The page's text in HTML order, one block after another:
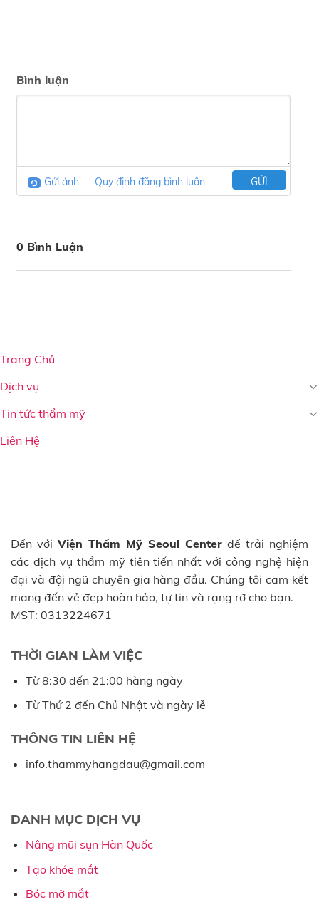
Bình luận
Gửi ảnh Quy định đăng bình luận GỬI
0 Bình Luận
Trang Chủ
Dịch vụ
Tin tức thẩm mỹ
Liên Hệ
Đến với Viện Thẩm Mỹ Seoul Center để trải nghiệm
các dịch vụ thẩm mỹ tiên tiến nhất với công nghệ hiện
đại và đội ngũ chuyên gia hàng đầu. Chúng tôi cam kết
mang đến vẻ đẹp hoàn hảo, tự tin và rạng rỡ cho bạn.
MST: 0313224671
THỜI GIAN LÀM VIỆC
Từ 8:30 đến 21:00 hàng ngày
Từ Thứ 2 đến Chủ Nhật và ngày lễ
THÔNG TIN LIÊN HỆ
info.thammyhangdau@gmail.com
DANH MỤC DỊCH VỤ
Nâng mũi sụn Hàn Quốc
Tạo khóe mắt
Bóc mỡ mắt